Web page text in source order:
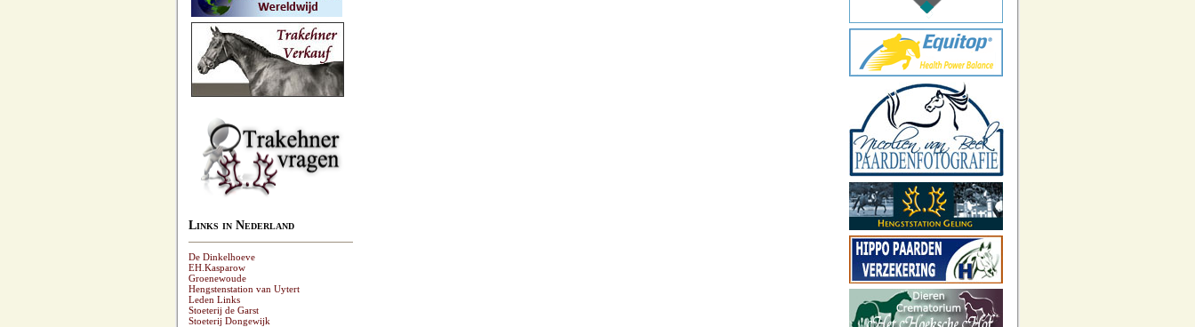
Links in Nederland
De Dinkelhoeve
EH.Kasparow
Groenewoude
Hengstenstation van Uytert
Leden Links
Stoeterij de Garst
Stoeterij Dongewijk